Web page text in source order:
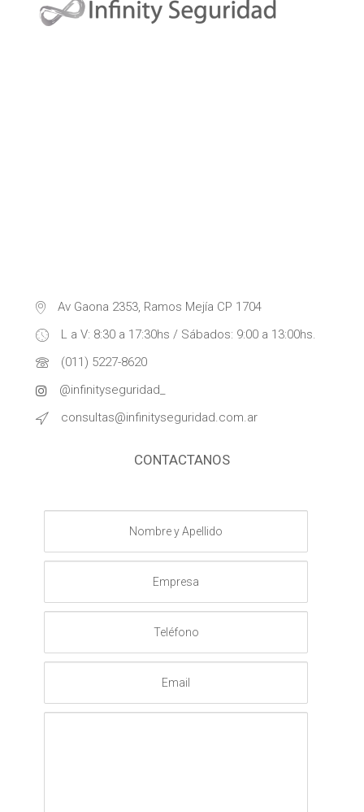
CONTACTANOS
Apellido
Av Gaona 2353, Ramos Mejía CP 1704
L a V: 8:30 a 17:30hs / Sábados: 9:00 a 13:00hs.
(011) 5227-8620
@infinityseguridad_
consultas@infinityseguridad.com.ar